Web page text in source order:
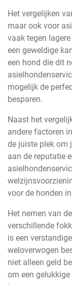
Het vergelijken
maar ook voor
vaak tegen
een geweldige
een hond die dit
mogelijk de
besparen.
Naast het
andere factoren
de juiste plek om
aan de reputatie
voor de honden
Het nemen van
verschillende
is een
weloverwogen
niet alleen geld
om een